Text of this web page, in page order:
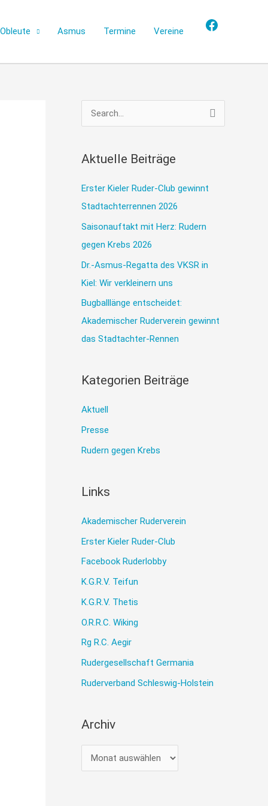
Obleute Asmus Termine Vereine
Facebook
u
h
c
h
:
Aktuelle Beiträge
Erster Kieler Ruder-Club gewinnt
Stadtachterrennen 2026
Saisonauftakt mit Herz: Rudern
gegen Krebs 2026
Dr.-Asmus-Regatta des VKSR in
Kiel: Wir verkleinern uns
Bugballlänge entscheidet:
Akademischer Ruderverein gewinnt
das Stadtachter-Rennen
Kategorien Beiträge
Aktuell
Presse
Rudern gegen Krebs
Links
Akademischer Ruderverein
Erster Kieler Ruder-Club
Facebook Ruderlobby
K.G.R.V. Teifun
K.G.R.V. Thetis
O.R.R.C. Wiking
Rg R.C. Aegir
Rudergesellschaft Germania
Ruderverband Schleswig-Holstein
Archiv
r